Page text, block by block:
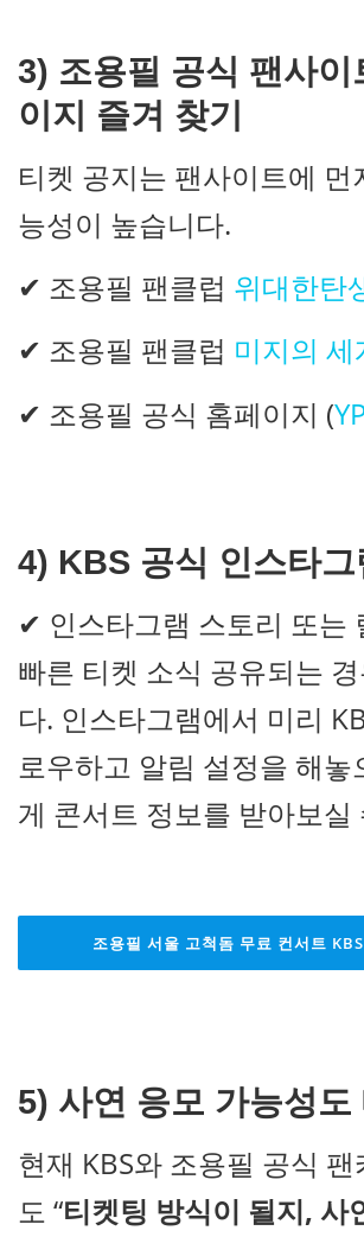
3) 조용필 공식 팬사이
이지 즐겨 찾기
티켓 공지는 팬사이트에 먼
능성이 높습니다.
✔ 조용필 팬클럽 위대한탄
✔ 조용필 팬클럽 미지의 세
✔ 조용필 공식 홈페이지 (
4) KBS 공식 인스타
✔ 인스타그램 스토리 또는
빠른 티켓 소식 공유되는
다. 인스타그램에서 미리
로우하고 알림 설정을 해놓
게 콘서트 정보를 받아보실
조용필 서울 고척돔 무료 컨서트
5) 사연 응모 가능성도
현재 KBS와 조용필 공식
도 “티켓팅 방식이 될지, 사